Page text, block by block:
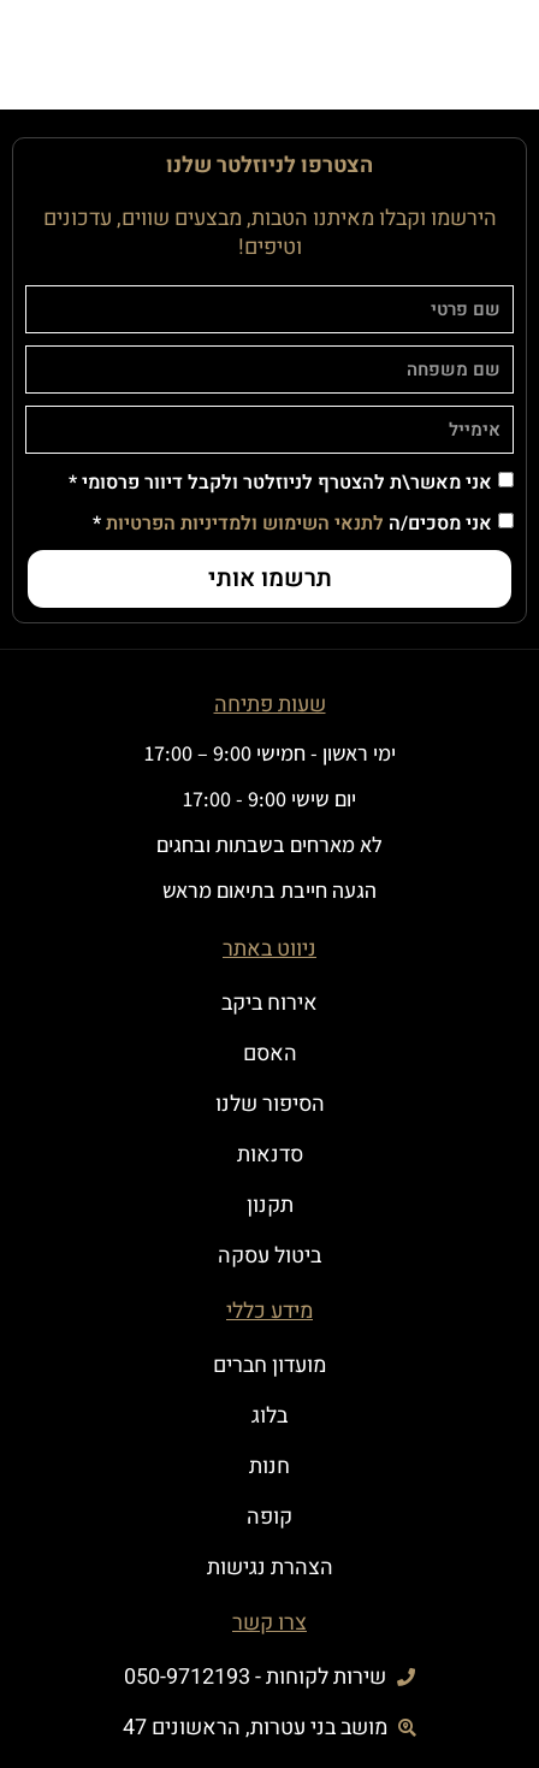
הצטרפו לניוזלטר שלנו
הירשמו וקבלו מאיתנו הטבות, מבצעים שווים, עדכונים
וטיפים!
אני מאשר\ת להצטרף לניוזלטר ולקבל דיוור פרסומי *
אני מסכים/ה לתנאי השימוש ולמדיניות הפרטיות*
תרשמו אותי
שעות פתיחה
ימי ראשון - חמישי 9:00 – 17:00
יום שישי 9:00 - 17:00
לא מארחים בשבתות ובחגים
הגעה חייבת בתיאום מראש
ניווט באתר
אירוח ביקב
האסם
הסיפור שלנו
סדנאות
תקנון
ביטול עסקה
מידע כללי
מועדון חברים
בלוג
חנות
קופה
הצהרת נגישות
צרו קשר
שירות לקוחות - 050-9712193
מושב בני עטרות, הראשונים 47